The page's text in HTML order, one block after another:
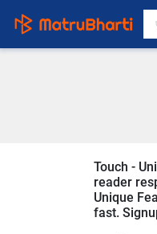
Touch -
reader
Unique
fast.